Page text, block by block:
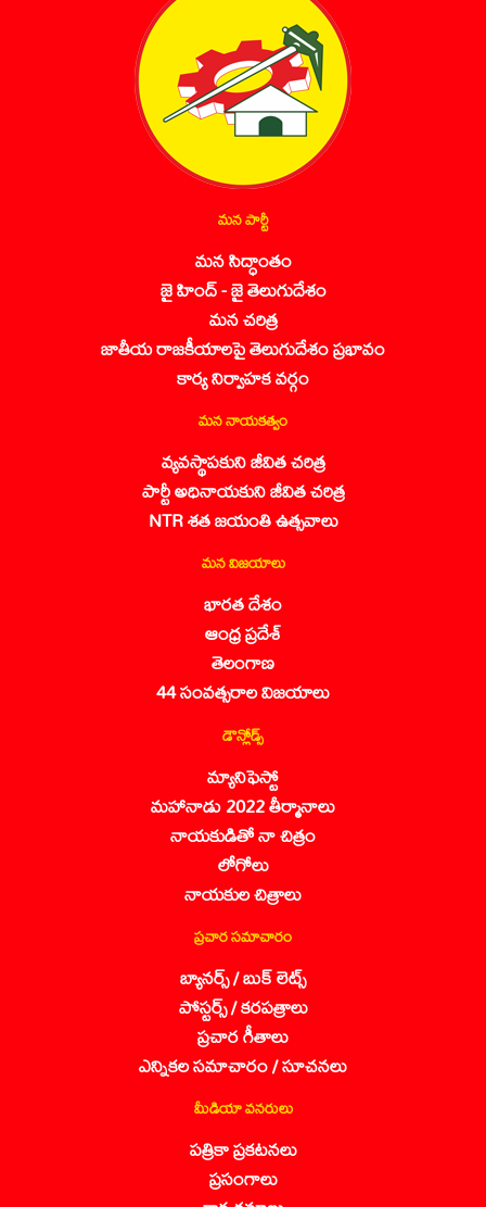
మన పార్టీ
మన సిద్ధాంతం
జై హింద్ - జై తెలుగుదేశం
మన చరిత్ర
జాతీయ రాజకీయాలపై తెలుగుదేశం ప్రభావం
కార్య నిర్వాహక వర్గం
మన నాయకత్వం
వ్యవస్థాపకుని జీవిత చరిత్ర
పార్టీ అధినాయకుని జీవిత చరిత్ర
NTR శత జయంతి ఉత్సవాలు
మన విజయాలు
భారత దేశం
ఆంధ్ర ప్రదేశ్
తెలంగాణ
44 సంవత్సరాల విజయాలు
డౌన్లోడ్స్
మ్యానిఫెస్టో
మహానాడు 2022 తీర్మానాలు
నాయకుడితో నా చిత్రం
లోగోలు
నాయకుల చిత్రాలు
ప్రచార సమాచారం
బ్యానర్స్ / బుక్ లెట్స్
పోస్టర్స్ / కరపత్రాలు
ప్రచార గీతాలు
ఎన్నికల సమాచారం / సూచనలు
మీడియా వనరులు
పత్రికా ప్రకటనలు
ప్రసంగాలు